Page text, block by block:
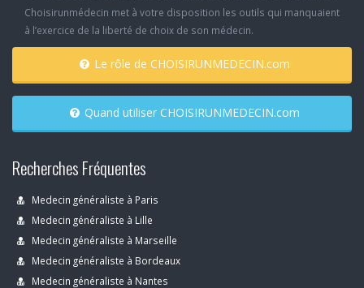
Choisirunmédecin met à votre disposition les outils qui manquaient
à l’exercice de la liberté de choix de son médecin.
Le rôle de CHOISIRUNMEDECIN.com
Quand utiliser CHOISIRUNMEDECIN.com
Recherches Fréquentes
Medecin généraliste à Paris
Medecin généraliste à Lille
Medecin généraliste à Marseille
Medecin généraliste à Bordeaux
Medecin généraliste à Nantes